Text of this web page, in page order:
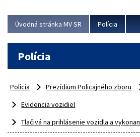
Úvodná stránka MV SR Polícia
Polícia
Polícia Prezídium Policajného zboru
Evidencia vozidiel
Tlačivá na prihlásenie vozidla a